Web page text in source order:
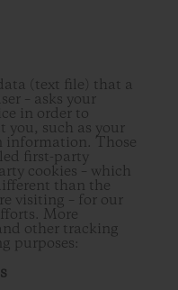
(text file) that a
– asks your
in order to
you, such as your
information. Those
first-party
cookies – which
than the
visiting – for our
More
other tracking
purposes: